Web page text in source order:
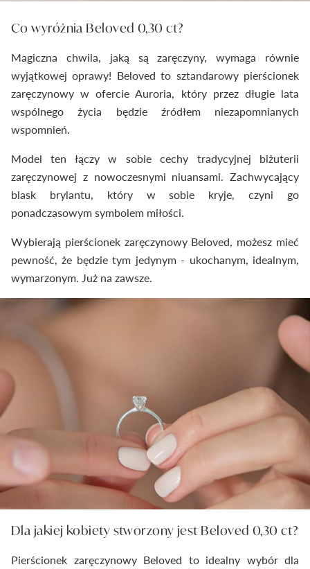
Co wyróżnia Beloved 0,30 ct?
Magiczna chwila, jaką są zaręczyny, wymaga równie
wyjątkowej oprawy! Beloved to sztandarowy pierścionek
zaręczynowy w ofercie Auroria, który przez długie lata
wspólnego życia będzie źródłem niezapomnianych
wspomnień.
Model ten łączy w sobie cechy tradycyjnej biżuterii
zaręczynowej z nowoczesnymi niuansami. Zachwycający
blask brylantu, który w sobie kryje, czyni go
ponadczasowym symbolem miłości.
Wybierają pierścionek zaręczynowy Beloved, możesz mieć
pewność, że będzie tym jedynym - ukochanym, idealnym,
wymarzonym. Już na zawsze.
Dla jakiej kobiety stworzony jest Beloved 0,30 ct?
Pierścionek zaręczynowy Beloved to idealny wybór dla